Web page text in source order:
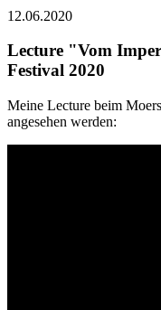
12.06.2020
Lecture "Vom
Festival 2020
Meine Lecture beim
angesehen werden: